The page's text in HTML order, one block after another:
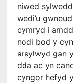
niwed
wedi’u
cymryd i
nodi bod y
arsylwyd gan
dda ac yn
cyngor hefyd